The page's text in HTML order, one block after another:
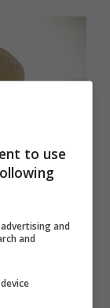
to use
and
and